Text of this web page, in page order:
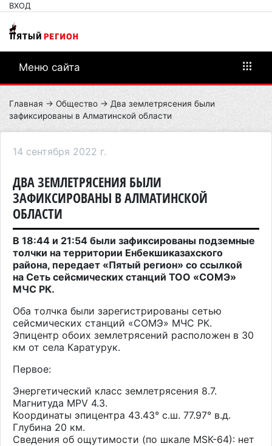
ВХОД
Меню сайта
Главная → Общество → Два землетрясения были
зафиксированы в Алматинской области
14 сентября 2022 г.
ДВА ЗЕМЛЕТРЯСЕНИЯ БЫЛИ
ЗАФИКСИРОВАНЫ В АЛМАТИНСКОЙ
ОБЛАСТИ
В 18:44 и 21:54 были зафиксированы подземные
толчки на территории Енбекшиказахского
района, передает «Пятый регион» со ссылкой
на Сеть сейсмических станций ТОО «СОМЭ»
МЧС РК.
Оба толчка были зарегистрированы сетью
сейсмических станций «СОМЭ» МЧС РК.
Эпицентр обоих землетрясений расположен в 30
км от села Каратурук.
Первое:
Энергетический класс землетрясения 8.7.
Магнитуда MPV 4.3.
Координаты эпицентра 43.43° с.ш. 77.97° в.д.
Глубина 20 км.
Сведения об ощутимости (по шкале МSК-64): нет